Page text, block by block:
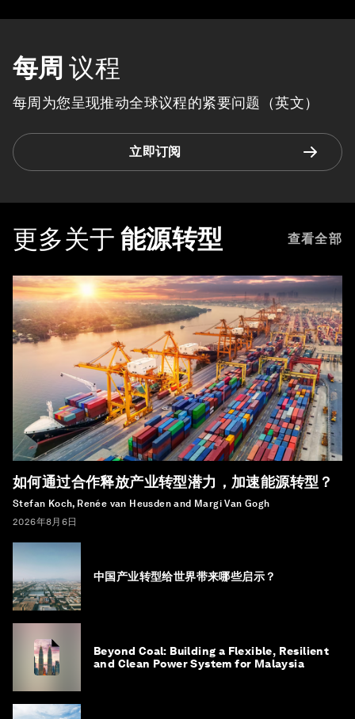
每周 议程
每周为您呈现推动全球议程的紧要问题（英文）
立即订阅
更多关于 能源转型 查看全部
如何通过合作释放产业转型潜力，加速能源转型？
Stefan Koch, Renée van Heusden and Margi Van Gogh
2026年8月6日
中国产业转型给世界带来哪些启示？
Beyond Coal: Building a Flexible, Resilient
and Clean Power System for Malaysia